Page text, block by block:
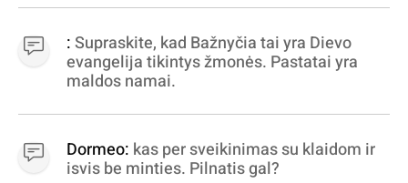
virpinimas, ieškokit kur milijonus vagia
dujininkai, elektros aferistai, stadionų
statytojai Vilnuje
:Supraskite, kad Bažnyčia tai yra Dievo
evangelija tikintys žmonės. Pastatai yra
maldos namai.
Dormeo: kas per sveikinimas su klaidom ir
isvis be minties. Pilnatis gal?